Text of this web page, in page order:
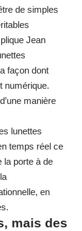
de simples
Jean
façon dont
numérique.
manière
lunettes
temps réel ce
la porte à de
en
mais des